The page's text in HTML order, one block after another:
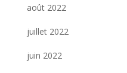
août 2022
juillet 2022
juin 2022